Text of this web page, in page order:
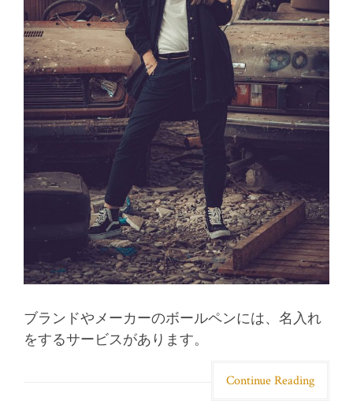
ブランドやメーカーのボールペンには、名入れ
をするサービスがあります。
Continue Reading